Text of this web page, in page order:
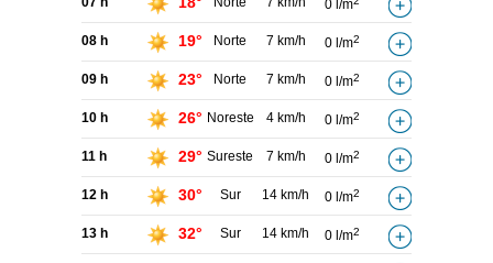
0 l/m
08 h 19° Norte 7 km/h 0 l/m2
09 h 23° Norte 7 km/h 0 l/m2
10 h 26° Noreste 4 km/h 0 l/m2
11 h 29° Sureste 7 km/h 0 l/m2
12 h 30° Sur 14 km/h 0 l/m2
13 h 32° Sur 14 km/h 0 l/m2